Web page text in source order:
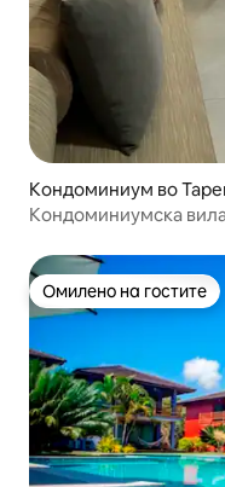
Кондоминиум во
Кондоминиумска
Омилено на гостите
Омилено на гостите